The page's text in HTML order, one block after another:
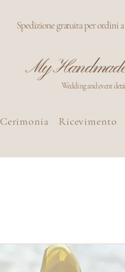
Spedizione gratuita per ordini
My
Wedding and event
Cerimonia Ricevimento